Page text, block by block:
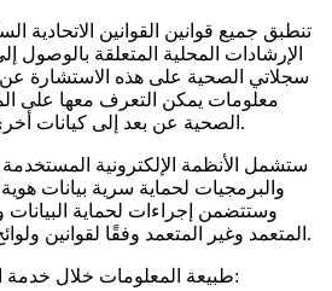
تنطبق جميع قوانين القوانين الاتحادية
الإرشادات المحلية المتعلقة بالوصول
سجلاتي الصحية على هذه الاستشارة
معلومات يمكن التعرف معها على
الصحية عن بعد إلى كيانات أخرى دون موافقتي الشخصية.
ستشمل الأنظمة الإلكترونية
والبرمجيات لحماية سرية بيانات
وستتضمن إجراءات لحماية
المتعمد وغير المتعمد وفقًا لقوانين ولوائح الإمارات العربية المتحدة.
طبيعة المعلومات خلال خدمة الاستشارة الصحية عن بعد: